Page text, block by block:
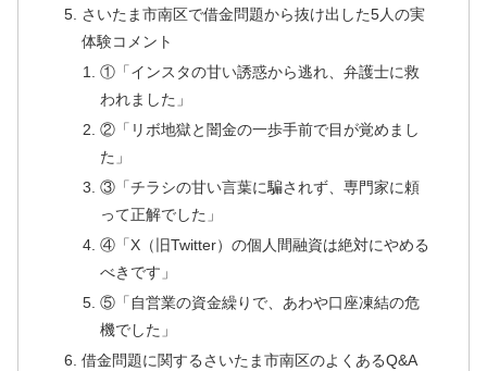
さいたま市南区で借金問題から抜け出した5人の実
体験コメント
①「インスタの甘い誘惑から逃れ、弁護士に救
われました」
②「リボ地獄と闇金の一歩手前で目が覚めまし
た」
③「チラシの甘い言葉に騙されず、専門家に頼
って正解でした」
④「X（旧Twitter）の個人間融資は絶対にやめる
べきです」
⑤「自営業の資金繰りで、あわや口座凍結の危
機でした」
借金問題に関するさいたま市南区のよくあるQ&A